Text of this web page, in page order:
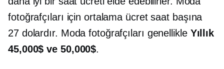
fotoğrafçıları için ortalama ücret saat başına
27 dolardır. Moda fotoğrafçıları genellikle Yıllık
45,000$ ve 50,000$.